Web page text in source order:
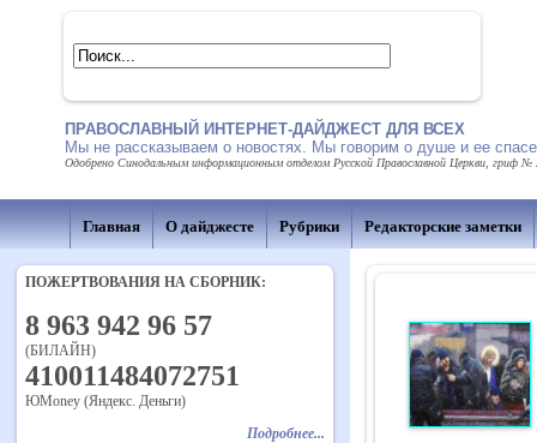
ПРАВОСЛАВНЫЙ ИНТЕРНЕТ-ДАЙДЖЕСТ ДЛЯ ВСЕХ
Мы не рассказываем о новостях. Мы говорим о душе и ее
Одобрено Синодальным информационным отделом Русской Православной Церкви, гриф
Главная О дайджесте Рубрики Редакторские заметки
ПОЖЕРТВОВАНИЯ НА СБОРНИК:
8 963 942 96 57
(БИЛАЙН)
410011484072751
ЮMoney (Яндекс. Деньги)
Подробнее...